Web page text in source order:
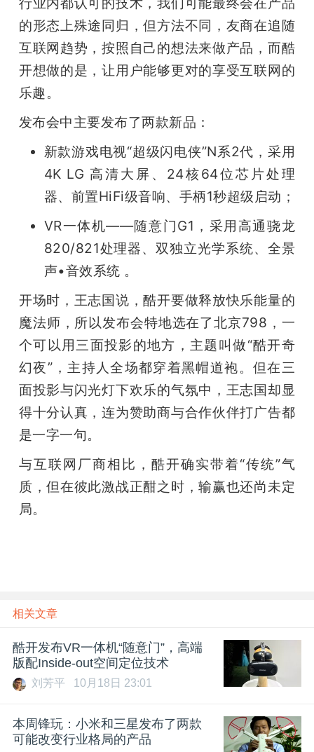
的形态上殊途同归，但方法不同，友商在追随
互联网趋势，按照自己的想法来做产品，而酷
开想做的是，让用户能够更对的享受互联网的
乐趣。
发布会中主要发布了两款新品：
新款游戏电视“超级闪电侠”N系2代，采用
4K LG 高清大屏、24核64位芯片处理
器、前置HiFi级音响、手柄1秒超级启动；
VR一体机——随意门G1，采用高通骁龙
820/821处理器、双独立光学系统、全景
声•音效系统 。
开场时，王志国说，酷开要做释放快乐能量的
魔法师，所以发布会特地选在了北京798，一
个可以用三面投影的地方，主题叫做“酷开奇
幻夜”，主持人全场都穿着黑帽道袍。但在三
面投影与闪光灯下欢乐的气氛中，王志国却显
得十分认真，连为赞助商与合作伙伴打广告都
是一字一句。
与互联网厂商相比，酷开确实带着“传统”气
质，但在彼此激战正酣之时，输赢也还尚未定
局。
相关文章
酷开发布VR一体机“随意门”，高端
版配Inside-out空间定位技术
刘芳平 10月18日 23:01
本周锋玩：小米和三星发布了两款
可能改变行业格局的产品